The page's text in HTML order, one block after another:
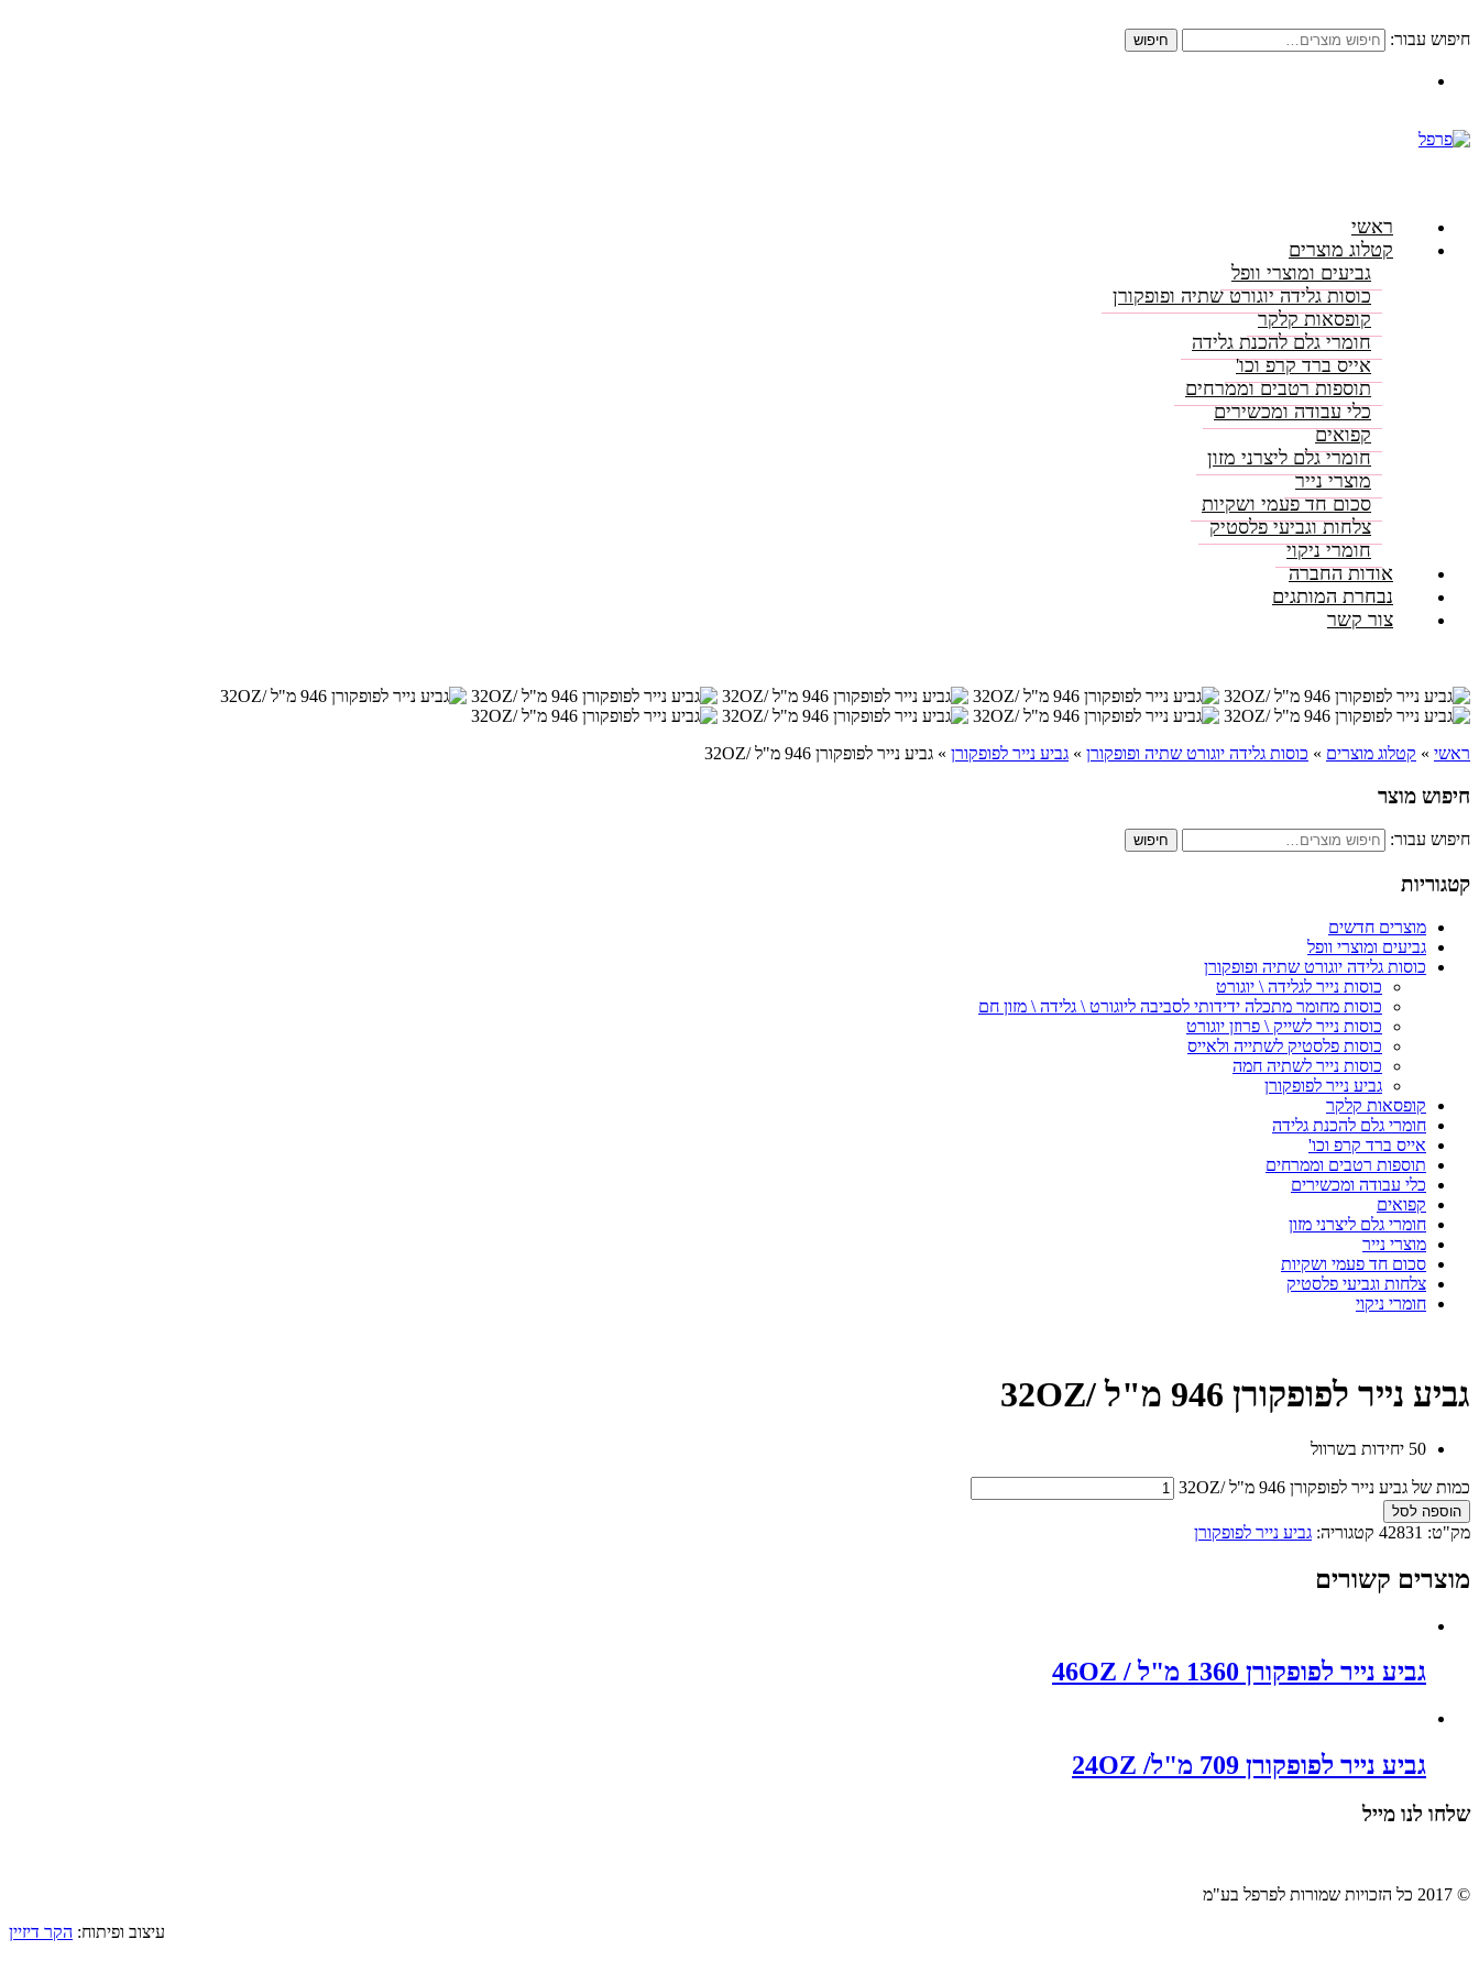
חיפוש עבור: חיפוש
ראשי
קטלוג מוצרים
גביעים ומוצרי וופל
כוסות גלידה יוגורט שתיה ופופקורן
קופסאות קלקר
חומרי גלם להכנת גלידה
אייס ברד קרפ וכו'
תוספות רטבים וממרחים
כלי עבודה ומכשירים
קפואים
חומרי גלם ליצרני מזון
מוצרי נייר
סכום חד פעמי ושקיות
צלחות וגביעי פלסטיק
חומרי ניקוי
אודות החברה
נבחרת המותגים
צור קשר
ראשי » קטלוג מוצרים » כוסות גלידה יוגורט שתיה ופופקורן » גביע נייר לפופקורן » גביע נייר לפופקורן 946 מ"ל /32OZ
חיפוש מוצר
חיפוש עבור: חיפוש
קטגוריות
מוצרים חדשים
גביעים ומוצרי וופל
כוסות גלידה יוגורט שתיה ופופקורן
כוסות נייר לגלידה \ יוגורט
כוסות מחומר מתכלה ידידותי לסביבה ליוגורט \ גלידה \ מזון חם
כוסות נייר לשייק \ פרוזן יוגורט
כוסות פלסטיק לשתייה ולאייס
כוסות נייר לשתיה חמה
גביע נייר לפופקורן
קופסאות קלקר
חומרי גלם להכנת גלידה
אייס ברד קרפ וכו'
תוספות רטבים וממרחים
כלי עבודה ומכשירים
קפואים
חומרי גלם ליצרני מזון
מוצרי נייר
סכום חד פעמי ושקיות
צלחות וגביעי פלסטיק
חומרי ניקוי
גביע נייר לפופקורן 946 מ"ל /32OZ
50 יחידות בשרוול
כמות של גביע נייר לפופקורן 946 מ"ל /32OZ
הוספה לסל
מק"ט: 42831 קטגוריה: גביע נייר לפופקורן
מוצרים קשורים
גביע נייר לפופקורן 1360 מ"ל / 46OZ
גביע נייר לפופקורן 709 מ"ל/ 24OZ
שלחו לנו מייל
© 2017 כל הזכויות שמורות לפרפל בע"מ
עיצוב ופיתוח: הקר דיזיין